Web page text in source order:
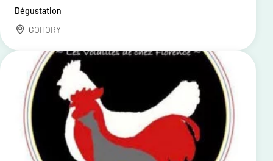
Dégustation
GOHORY